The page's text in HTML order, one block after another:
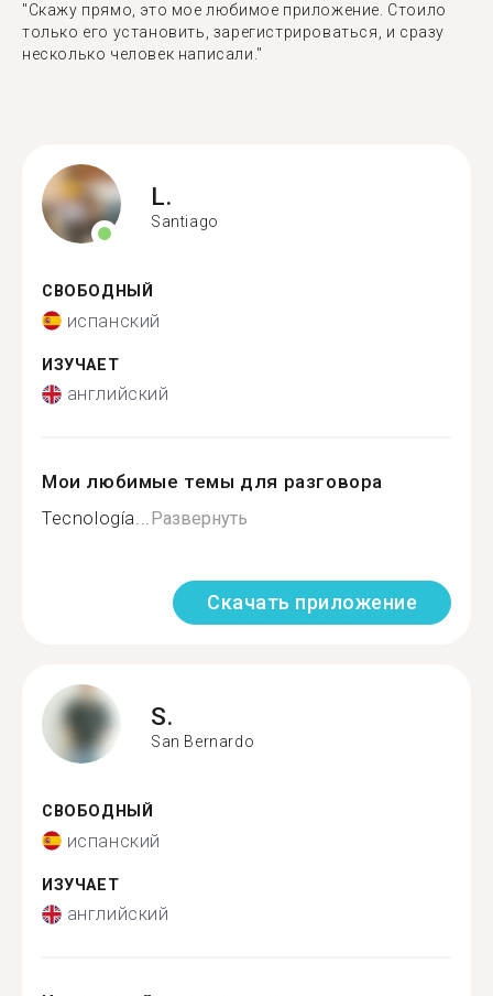
"Скажу прямо, это мое любимое приложение. Стоило
только его установить, зарегистрироваться, и сразу
несколько человек написали."
L.
Santiago
СВОБОДНЫЙ
испанский
ИЗУЧАЕТ
английский
Мои любимые темы для разговора
Tecnología...Развернуть
Скачать приложение
S.
San Bernardo
СВОБОДНЫЙ
испанский
ИЗУЧАЕТ
английский